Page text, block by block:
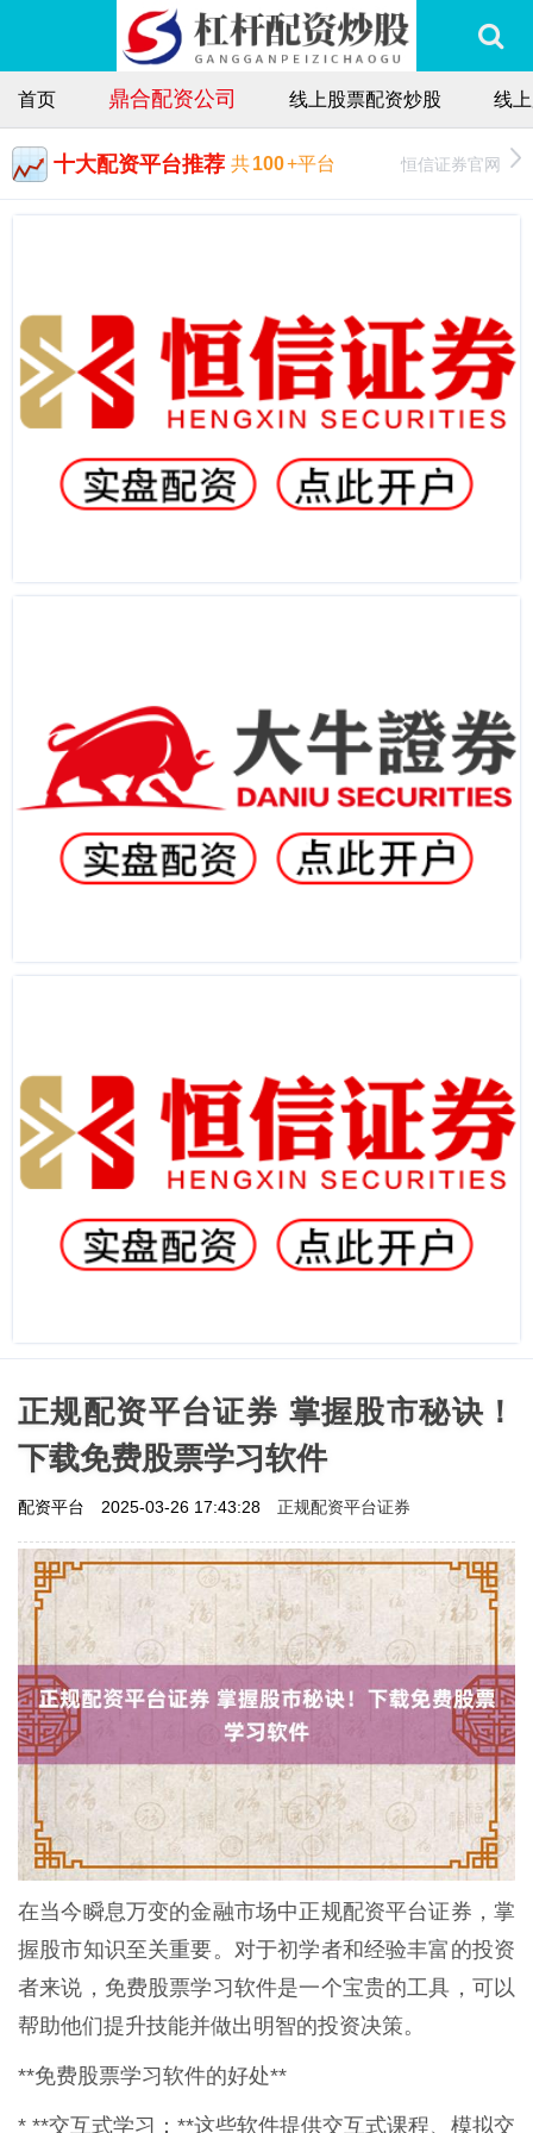
首页 鼎合配资公司 线上股票配资炒股 线
十大配资平台推荐 共100+平台 恒信证券官网
正规配资平台证券 掌握股市秘诀！
下载免费股票学习软件
配资平台 2025-03-26 17:43:28 正规配资平台证券
在当今瞬息万变的金融市场中正规配资平台证券，掌
握股市知识至关重要。对于初学者和经验丰富的投资
者来说，免费股票学习软件是一个宝贵的工具，可以
帮助他们提升技能并做出明智的投资决策。
**免费股票学习软件的好处**
* **交互式学习：**这些软件提供交互式课程、模拟交